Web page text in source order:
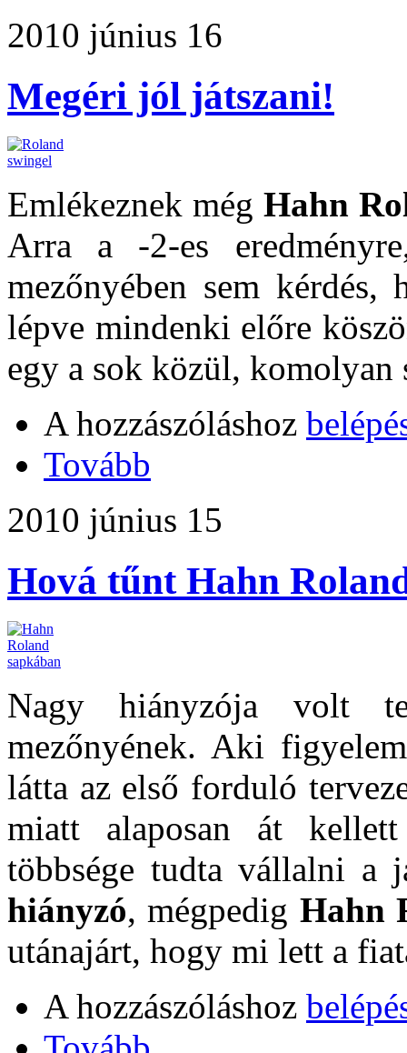
2010 június 16
Megéri jól játszani!
Emlékeznek még Hahn
Arra a -2-es
mezőnyében sem
lépve mindenki előre
egy a sok közül, komolyan
A hozzászóláshoz
Tovább
2010 június 15
Hová tűnt Hahn
Nagy hiányzója volt
mezőnyének. Aki
látta az első forduló
miatt alaposan át
többsége tudta vállalni a
hiányzó, mégpedig Hahn
utánajárt, hogy mi lett a
A hozzászóláshoz